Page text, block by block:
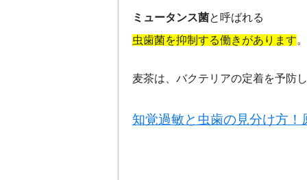
ミュータンス菌と呼ばれる
虫歯菌を抑制する働きがあります。
麦茶は、バクテリアの定着を予防
知覚過敏と虫歯の見分け方！